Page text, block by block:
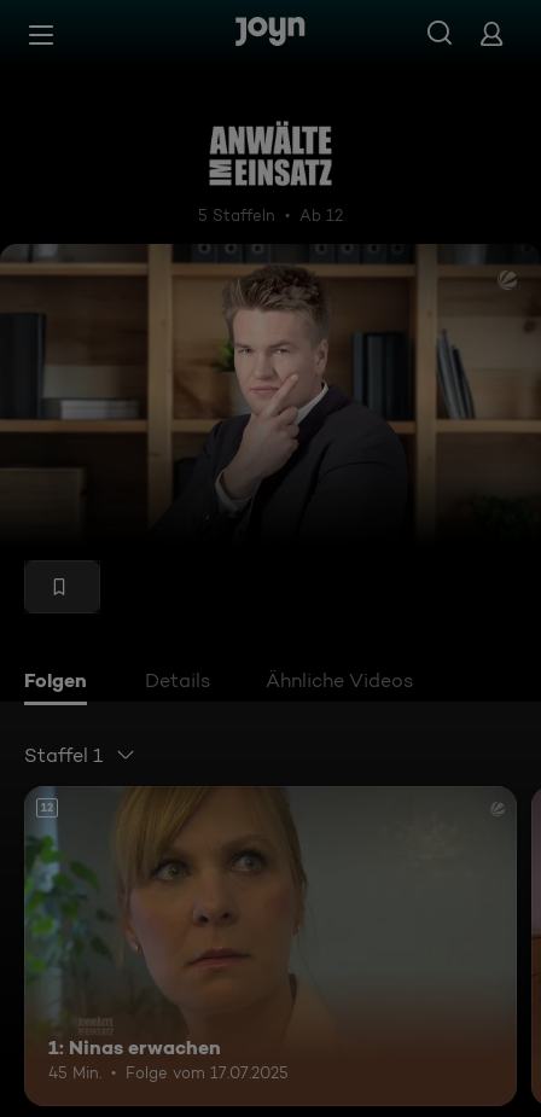
Zum Inhalt springen
Anwälte im Einsatz
5 Staffeln Ab 12
Folgen Details Ähnliche Videos
Staffel 1
12
1: Ninas erwachen
45 Min. Folge vom 17.07.2025